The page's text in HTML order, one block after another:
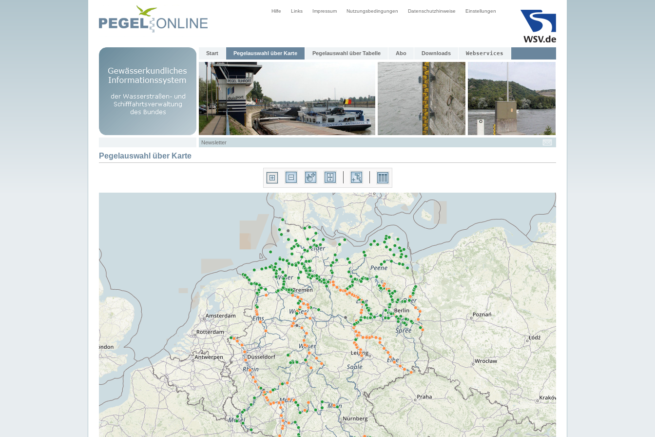
Hilfe Links Impressum Nutzungsbedingungen Datenschutzhinweise Einstellungen
Start Pegelauswahl über Karte Pegelauswahl über Tabelle Abo Downloads Webservices
Newsletter
Pegelauswahl über Karte